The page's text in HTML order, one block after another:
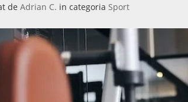
deAdrian C. in categoria Sport